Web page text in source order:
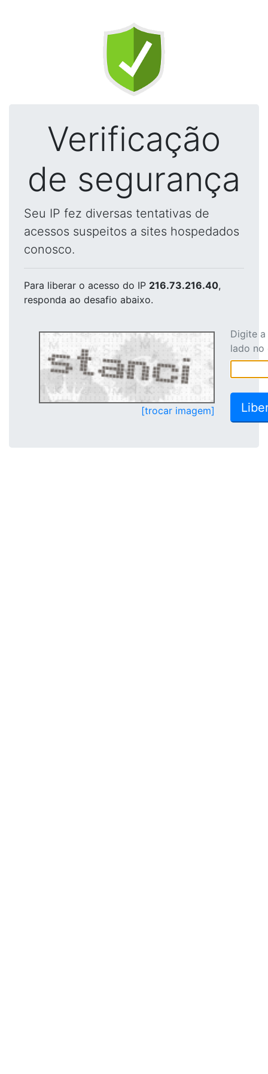
Verificação
de segurança
Seu IP fez diversas tentativas de
acessos suspeitos a sites hospedados
conosco.
Para liberar o acesso do IP 216.73.216.40,
responda ao desafio abaixo.
[trocar imagem]
Digite
lado no